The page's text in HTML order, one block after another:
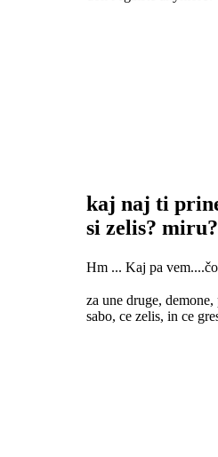
kaj naj ti
si zelis? miru?
Hm ... Kaj pa
za une druge,
sabo, ce zelis, in ce